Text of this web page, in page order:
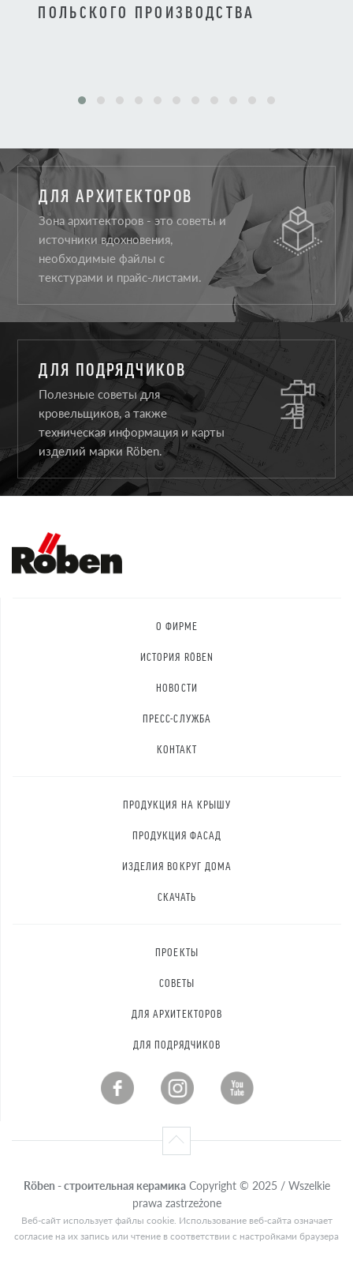
ПОЛЬСКОГО ПРОИЗВОДСТВА
ДЛЯ АРХИТЕКТОРОВ
Зона архитекторов - это советы и
источники вдохновения,
необходимые файлы с
текстурами и прайс-листами.
ДЛЯ ПОДРЯДЧИКОВ
Полезные советы для
кровельщиков, а также
техническая информация и карты
изделий марки Röben.
О ФИРМЕ
ИСТОРИЯ RÖBEN
НОВОСТИ
ПРЕСС-СЛУЖБА
КОНТАКТ
ПРОДУКЦИЯ НА КРЫШУ
ПРОДУКЦИЯ ФАСАД
ИЗДЕЛИЯ ВОКРУГ ДОМА
СКАЧАТЬ
ПРОЕКТЫ
СОВЕТЫ
ДЛЯ АРХИТЕКТОРОВ
ДЛЯ ПОДРЯДЧИКОВ
Röben - строительная керамикаCopyright © 2025 / Wszelkie
prawa zastrzeżone
Веб-сайт использует файлы cookie. Использование веб-сайта означает
согласие на их запись или чтение в соответствии с настройками браузера